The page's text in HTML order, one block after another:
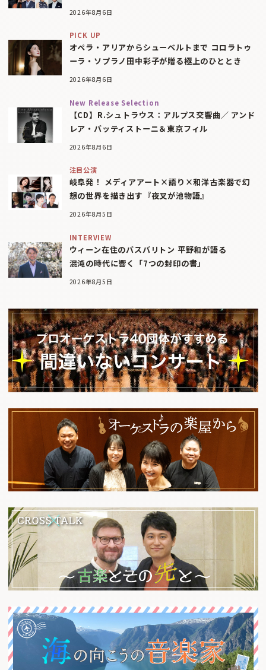
2026年8月6日
PICK UP
オペラ・アリアからシューベルトまで コロラトゥ
ーラ・ソプラノ田中彩子が贈る極上のひととき
2026年8月6日
New Release Selection
【CD】R.シュトラウス：アルプス交響曲／ アンド
レア・バッティストーニ＆東京フィル
2026年8月6日
注目公演
岐阜発！ メディアアート×語り×和洋古楽器で幻
想の世界を描き出す『夜叉が池物語』
2026年8月5日
INTERVIEW
ウィーン在住のバスバリトン 平野和が語る
混沌の時代に響く「7つの封印の書」
2026年8月5日